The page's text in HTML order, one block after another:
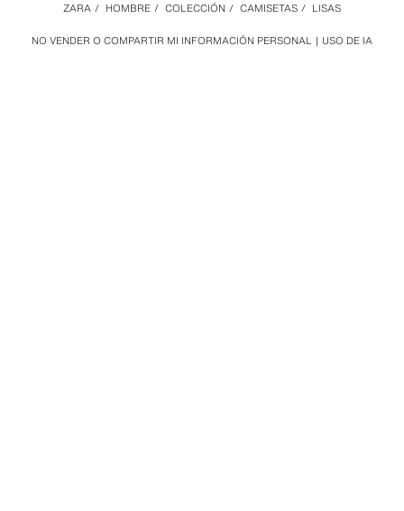
NO VENDER O COMPARTIR MI INFORMACIÓN PERSONAL USO DE IA
ZARA / HOMBRE / COLECCIÓN / CAMISETAS / LISAS